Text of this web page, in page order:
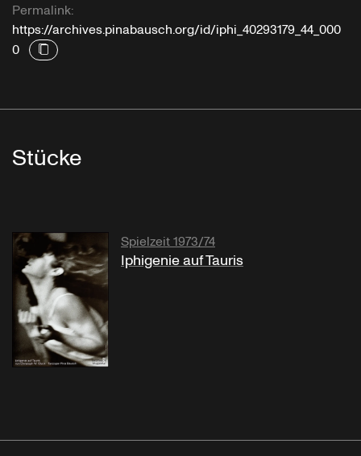
Permalink:
https://archives.pinabausch.org/id/iphi_40293179_44_000
0
Stücke
Spielzeit 1973/74
Iphigenie auf Tauris